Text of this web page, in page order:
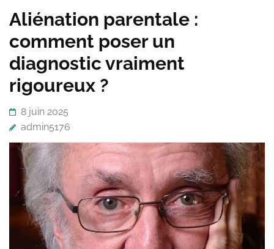
Aliénation parentale :
comment poser un
diagnostic vraiment
rigoureux ?
8 juin 2025
admin5176